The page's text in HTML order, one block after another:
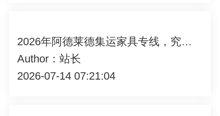
2026年阿德莱德集运家具专线，究竟藏着哪些不为人知的优势？
Author：站长
2026-07-14 07:21:04